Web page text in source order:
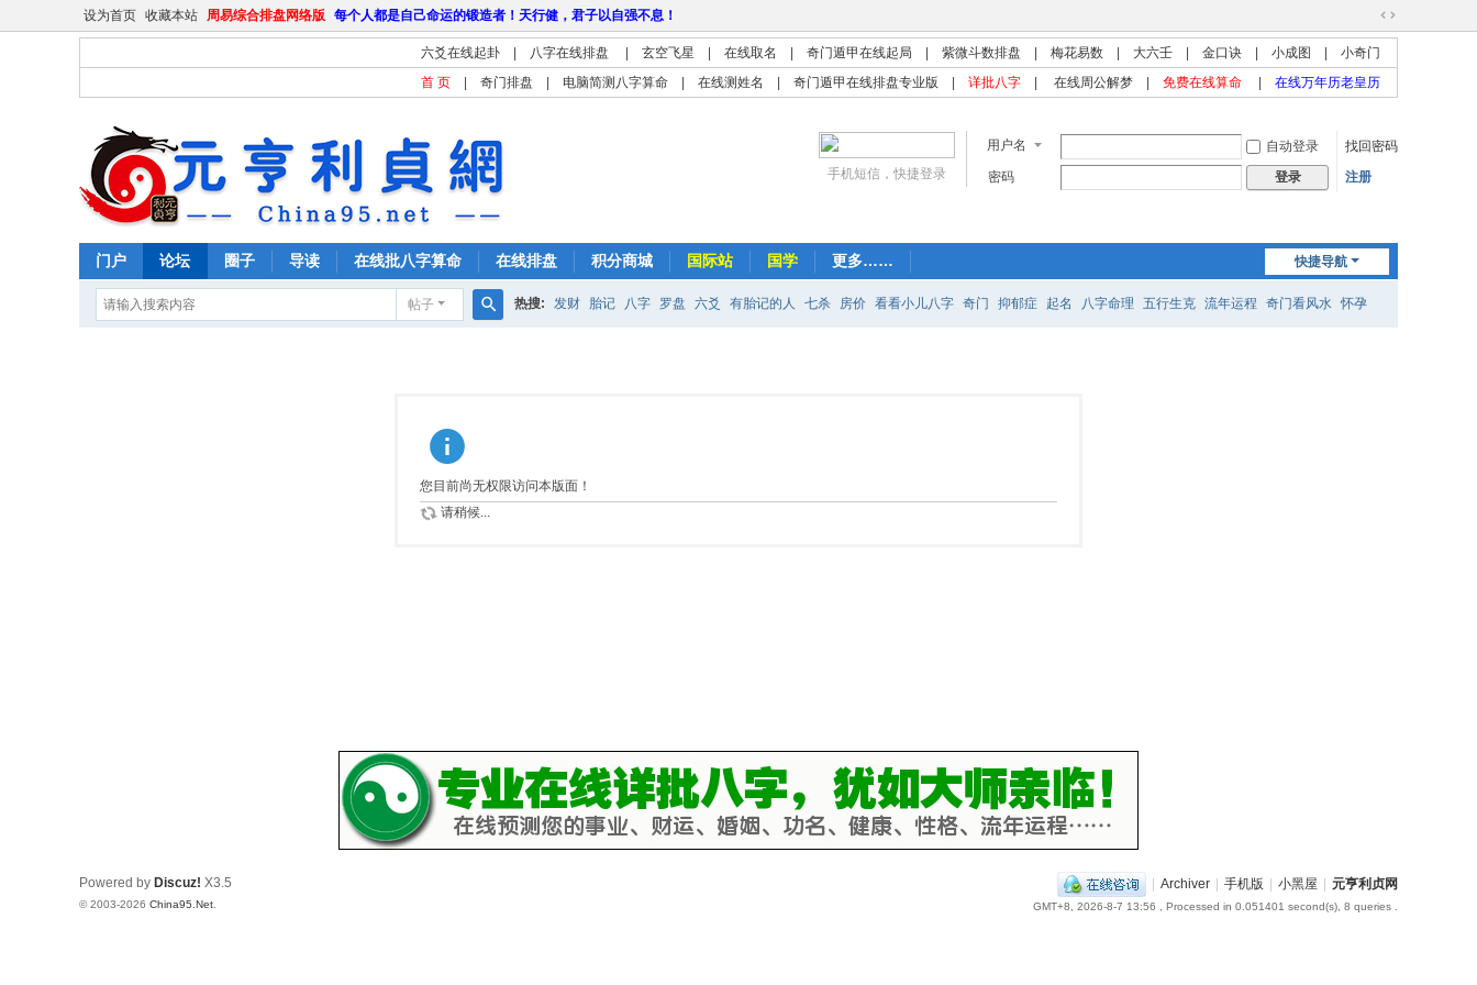
设为首页 收藏本站 周易综合排盘网络版 每个人都是自己命运的锻造者！天行健，君子以自强不息！
切
换
到
宽
六爻在线起卦 八字在线排盘 玄空飞星 在线取名 奇门遁甲在线起局 紫微斗数排盘 梅花易数 大六壬 金口诀 小成图
小奇门
首 页
奇门排盘 电脑简测八字算命 在线测姓名 奇门遁甲在线排盘专业版 详批八字 在线周公解梦 免费在线算命 在线万年历老皇历
用户名 自动登录
找回密码
密码
登录 注册
手机短信，快捷登录
快捷导航
门户 论坛 圈子 导读 在线批八字算命 在线排盘 积分商城 国际站 国学 更多……
帖子 热搜: 发财 胎记 八字 罗盘 六爻 有胎记的人 七杀 房价 看看小儿八字 奇门 抑郁症 起名 八字命理 五行生克 流年运程 奇门看风水 怀孕
您目前尚无权限访问本版面！
请稍候...
| Archiver | 手机版 | 小黑屋 | 元亨利贞网
GMT+8, 2026-8-7 13:56 , Processed in 0.051401 second(s), 8 queries .
Powered by Discuz! X3.5
© 2003-2026 China95.Net